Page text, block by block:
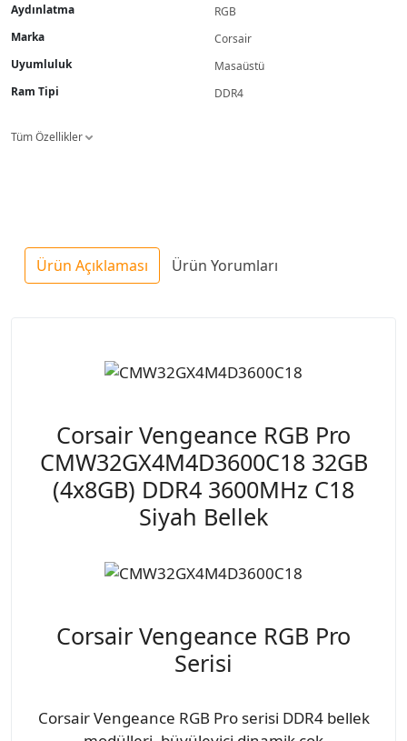
Aydınlatma
RGB
Marka
Corsair
Uyumluluk
Masaüstü
Ram Tipi
DDR4
Tüm Özellikler
Ürün Açıklaması Ürün Yorumları
Corsair Vengeance RGB Pro
CMW32GX4M4D3600C18 32GB
(4x8GB) DDR4 3600MHz C18
Siyah Bellek
Corsair Vengeance RGB Pro
Serisi
Corsair Vengeance RGB Pro serisi DDR4 bellek